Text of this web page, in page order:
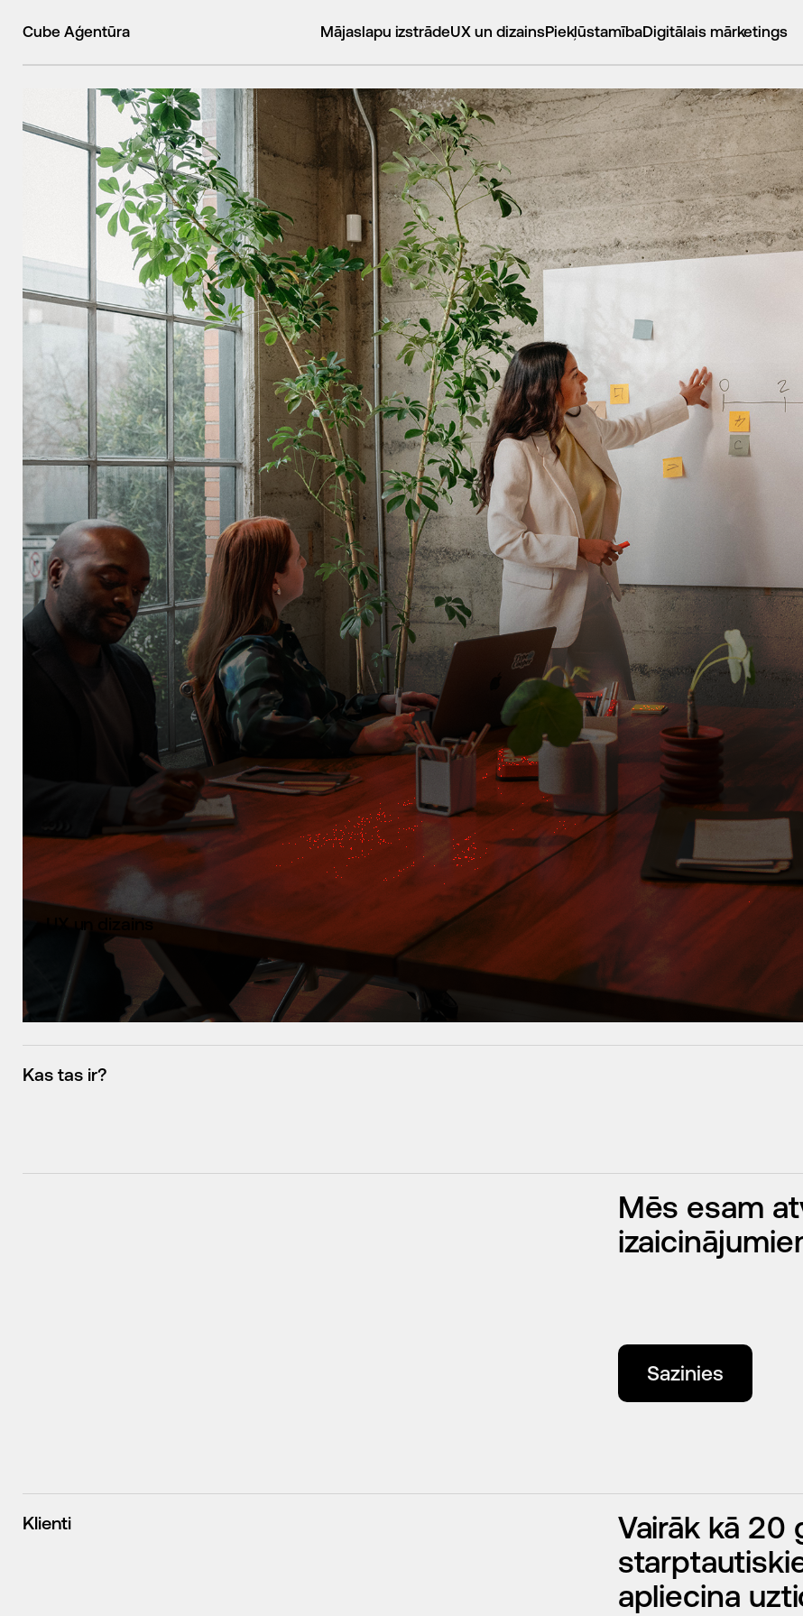
Cube Aģentūra Mājaslapu izstrādeUX un dizainsPiekļūstamībaDigitālais mārketings
UX un dizains
Kas tas ir?
Mēs esam
Sazinies
Klienti
Vairāk kā 20
apliecina